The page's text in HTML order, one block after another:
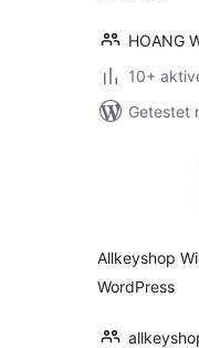
HOANG
10+
Getestet
Allkeyshop
WordPress